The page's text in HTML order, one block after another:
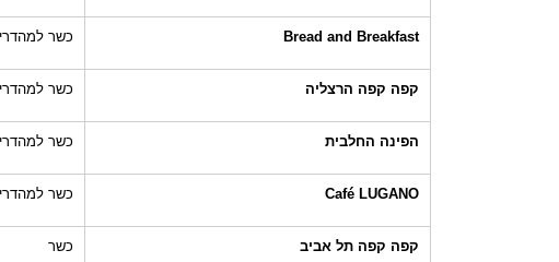
Bread and Breakfast
כשר
קפה קפה הרצליה
כשר
הפינה החלבית
כשר
Café LUGANO
כשר
קפה קפה תל אביב
כשר